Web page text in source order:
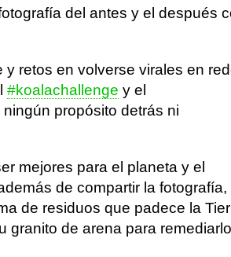
del antes y el después
retos en volverse virales en
#koalachallenge y el
propósito detrás ni
mejores para el planeta y el
de compartir la fotografía,
de residuos que padece la
granito de arena para